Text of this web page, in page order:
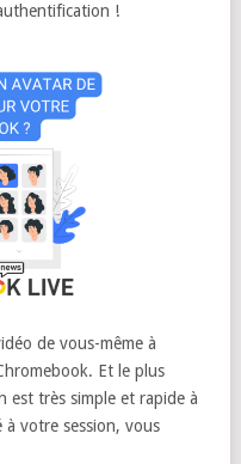
!
de vous-même à
Et le plus
est très simple et rapide à
à votre session, vous